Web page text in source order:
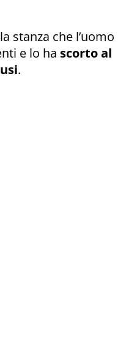
stanza che l’uomo
e lo ha scorto al
.